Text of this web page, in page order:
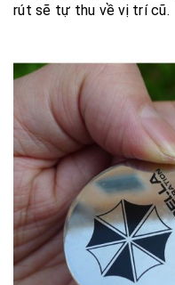
rút sẽ tự thu về vị trí cũ.